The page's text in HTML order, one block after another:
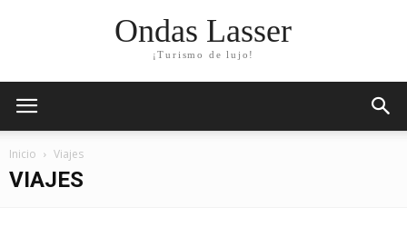
Ondas Lasser
¡Turismo de lujo!
Inicio Viajes
VIAJES